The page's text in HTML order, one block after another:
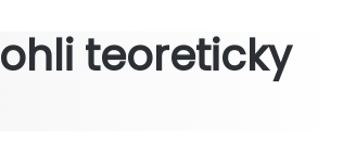
teoreticky